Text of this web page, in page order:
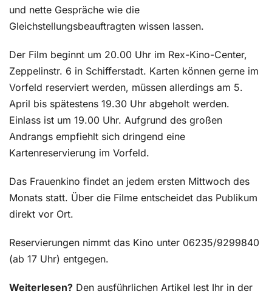
und nette Gespräche wie die
Gleichstellungsbeauftragten wissen lassen.
Der Film beginnt um 20.00 Uhr im Rex-Kino-Center,
Zeppelinstr. 6 in Schifferstadt. Karten können gerne im
Vorfeld reserviert werden, müssen allerdings am 5.
April bis spätestens 19.30 Uhr abgeholt werden.
Einlass ist um 19.00 Uhr. Aufgrund des großen
Andrangs empfiehlt sich dringend eine
Kartenreservierung im Vorfeld.
Das Frauenkino findet an jedem ersten Mittwoch des
Monats statt. Über die Filme entscheidet das Publikum
direkt vor Ort.
Reservierungen nimmt das Kino unter 06235/9299840
(ab 17 Uhr) entgegen.
Weiterlesen? Den ausführlichen Artikel lest Ihr in der